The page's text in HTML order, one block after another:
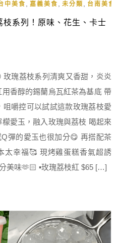
中美食 嘉義美食 未分類 台南美食
枝系列！原味、花生、卡士
玫瑰荔枝系列清爽又香甜，炎炎
香醇的錫蘭烏瓦紅茶為基底 帶
嚼控可以試試這款玫瑰荔枝愛
愛玉，融入玫瑰與荔枝 喝起來
彈的愛玉也很加分😋 再搭配茶
太幸福🥰 現烤雞蛋糕香氣超誘
美味🫶🏻 ▪️玫瑰荔枝紅 $65 […]